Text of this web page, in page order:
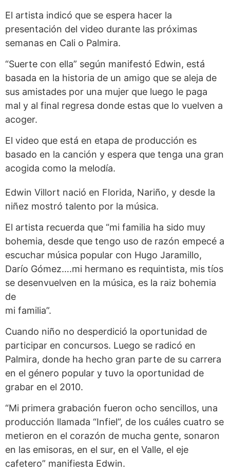
El artista indicó que se espera hacer la
presentación del video durante las próximas
semanas en Cali o Palmira.
“Suerte con ella” según manifestó Edwin, está
basada en la historia de un amigo que se aleja de
sus amistades por una mujer que luego le paga
mal y al final regresa donde estas que lo vuelven a
acoger.
El video que está en etapa de producción es
basado en la canción y espera que tenga una gran
acogida como la melodía.
Edwin Villort nació en Florida, Nariño, y desde la
niñez mostró talento por la música.
El artista recuerda que “mi familia ha sido muy
bohemia, desde que tengo uso de razón empecé a
escuchar música popular con Hugo Jaramillo,
Darío Gómez….mi hermano es requintista, mis tíos
se desenvuelven en la música, es la raiz bohemia
de
mi familia”.
Cuando niño no desperdició la oportunidad de
participar en concursos. Luego se radicó en
Palmira, donde ha hecho gran parte de su carrera
en el género popular y tuvo la oportunidad de
grabar en el 2010.
“Mi primera grabación fueron ocho sencillos, una
producción llamada “Infiel”, de los cuáles cuatro se
metieron en el corazón de mucha gente, sonaron
en las emisoras, en el sur, en el Valle, el eje
cafetero” manifiesta Edwin.